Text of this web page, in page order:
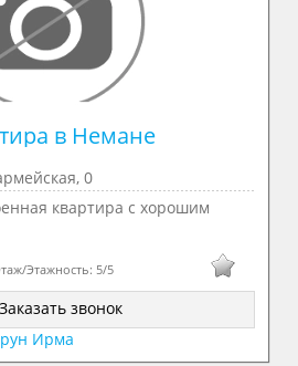
в Немане
0
квартира с хорошим
Этажность: 5/5
Заказать звонок
Ирма